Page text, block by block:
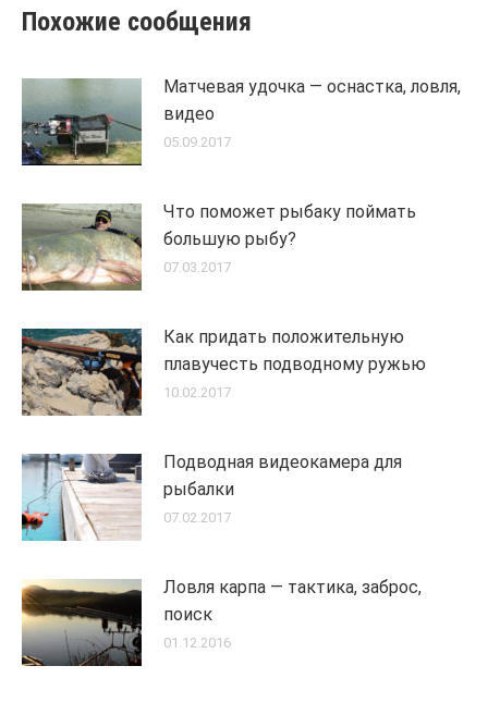
Похожие сообщения
Матчевая удочка — оснастка, ловля,
видео
05.09.2017
Что поможет рыбаку поймать
большую рыбу?
07.03.2017
Как придать положительную
плавучесть подводному ружью
10.02.2017
Подводная видеокамера для
рыбалки
07.02.2017
Ловля карпа — тактика, заброс,
поиск
01.12.2016